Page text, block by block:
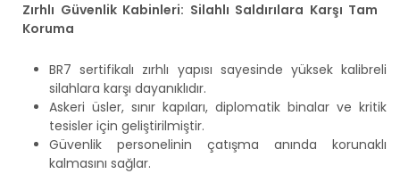
Zırhlı Güvenlik Kabinleri: Silahlı Saldırılara Karşı Tam
Koruma
BR7 sertifikalı zırhlı yapısı sayesinde yüksek kalibreli
silahlara karşı dayanıklıdır.
Askeri üsler, sınır kapıları, diplomatik binalar ve kritik
tesisler için geliştirilmiştir.
Güvenlik personelinin çatışma anında korunaklı
kalmasını sağlar.